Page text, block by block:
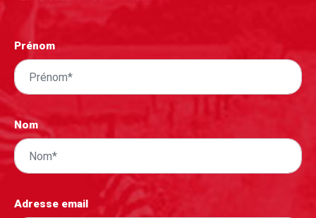
Prénom
Nom
Adresse email